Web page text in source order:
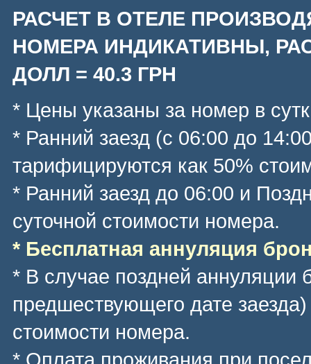
РАСЧЕТ В ОТЕЛЕ
НОМЕРА ИНДИКАТИВНЫ,
ДОЛЛ = 40.3 ГРН
* Цены указаны за номер в
* Ранний заезд (с 06:00 до
тарифицируются как 50%
* Ранний заезд до 06:00 и
суточной стоимости номера.
* Бесплатная аннуляция
* В случае поздней аннуляции
предшествующего дате
стоимости номера.